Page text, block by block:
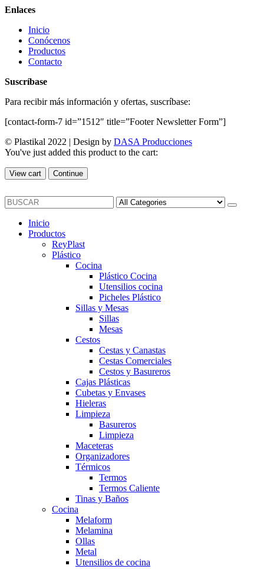
Enlaces
Inicio
Conócenos
Productos
Contacto
Suscríbase
Para recibir más información y ofertas, suscríbase:
[contact-form-7 id=”1512″ title=”Footer Newsletter Form”]
© Plastikal 2022 | Design by DASA Producciones
You've just added this product to the cart:
View cart Continue
Inicio
Productos
ReyPlast
Plástico
Cocina
Plástico Cocina
Utensilios cocina
Picheles Plástico
Sillas y Mesas
Sillas
Mesas
Cestos
Cestas y Canastas
Cestas Comerciales
Cestos y Basureros
Cajas Plásticas
Cubetas y Envases
Hieleras
Limpieza
Basureros
Limpieza
Maceteras
Organizadores
Térmicos
Termos
Termos Caliente
Tinas y Baños
Cocina
Melaform
Melamina
Ollas
Metal
Utensilios de cocina